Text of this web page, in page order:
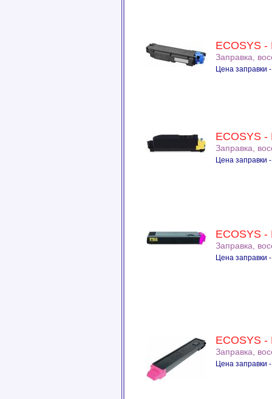
ECOSYS
Заправка,
Цена заправки
ECOSYS
Заправка,
Цена заправки
ECOSYS
Заправка,
Цена заправки
ECOSYS
Заправка,
Цена заправки